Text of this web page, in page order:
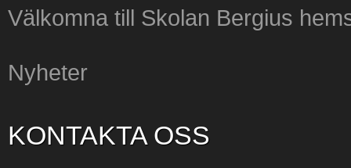
Välkomna till Skolan Bergius
Nyheter
KONTAKTA OSS